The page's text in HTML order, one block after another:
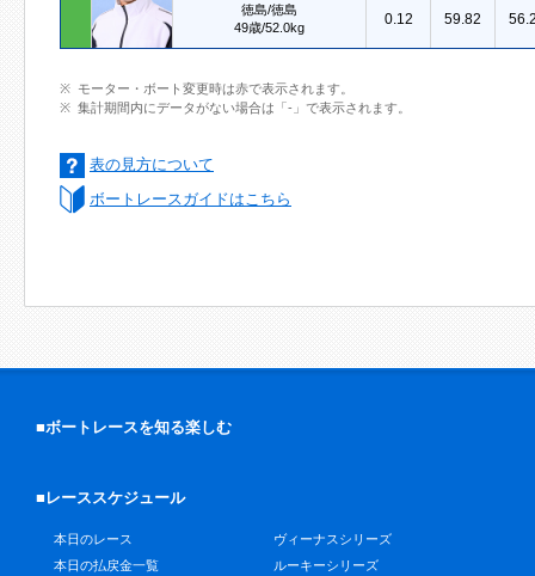
徳島/徳島
49歳/52.0kg
0.12
59.82
モーター・ボート変更時は赤で表示されます。
集計期間内にデータがない場合は「-」で表示されます。
表の見方について
ボートレースガイドはこちら
■ボートレースを知る楽しむ
■レーススケジュール
本日のレース
本日の払戻金一覧
ヴィーナスシリーズ
ルーキーシリーズ